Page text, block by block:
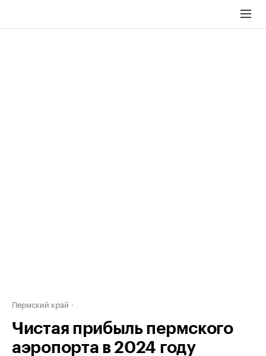
Пермский край
Чистая прибыль пермского
аэропорта в 2024 году